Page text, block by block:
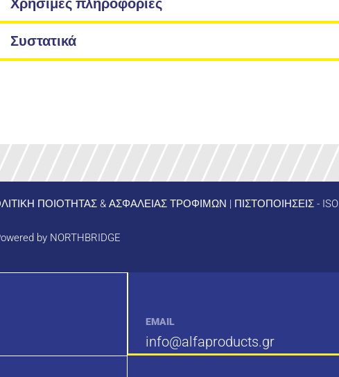
Χρήσιμες πληροφορίες
Συστατικά
ΠΟΙΟΤΗΤΑΣ & ΑΣΦΑΛΕΙΑΣ ΤΡΟΦΙΜΩΝ | ΠΙΣΤΟΠΟΙΗΣΕΙΣ - ISO
by NORTHBRIDGE
EMAIL
info@alfaproducts.gr